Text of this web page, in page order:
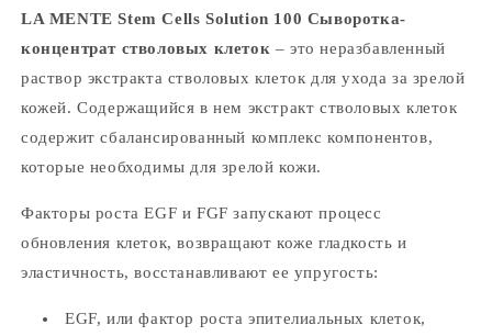
концентрат
клеток
концентрат
клеток
LA MENTE Stem Cells Solution 100 Сыворотка-
концентрат стволовых клеток – это неразбавленный
раствор экстракта стволовых клеток для ухода за зрелой
кожей. Содержащийся в нем экстракт стволовых клеток
содержит сбалансированный комплекс компонентов,
которые необходимы для зрелой кожи.
Факторы роста EGF и FGF запускают процесс
обновления клеток, возвращают коже гладкость и
эластичность, восстанавливают ее упругость:
EGF, или фактор роста эпителиальных клеток,